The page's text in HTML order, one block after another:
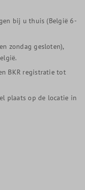
bij u thuis (België 6-
zondag gesloten),
BKR registratie tot
plaats op de locatie in